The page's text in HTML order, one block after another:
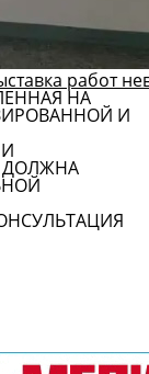
работ
НА
И
ДОЛЖНА